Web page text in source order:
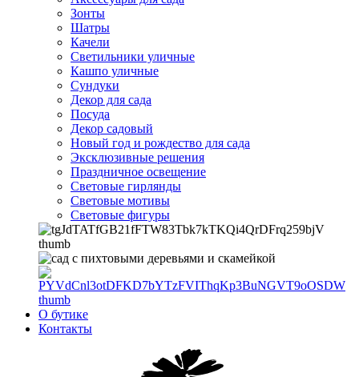
Зонты
Шатры
Качели
Cветильники уличные
Кашпо уличные
Сундуки
Декор для сада
Посуда
Декор садовый
Новый год и рождество для сада
Эксклюзивные решения
Праздничное освещение
Световые гирлянды
Световые мотивы
Световые фигуры
О бутике
Контакты